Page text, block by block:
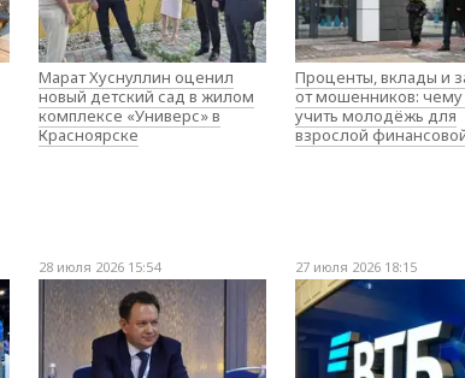
Марат Хуснуллин оценил
новый детский сад в жилом
комплексе «Универс» в
Красноярске
Проценты, вклады и
от мошенников: чему
учить молодёжь для
взрослой
28 июля 2026 15:54 27 июля 2026 18:15